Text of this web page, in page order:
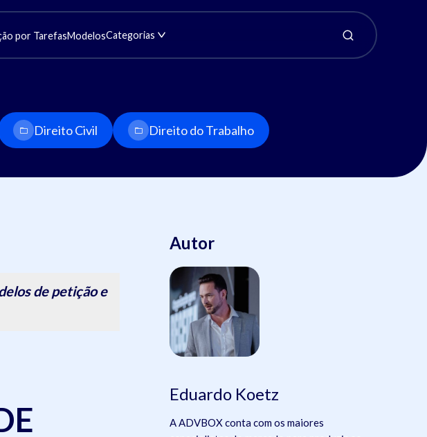
por TarefasModelosCategorias
Direito Civil Direito do Trabalho
de petição e
Autor
Eduardo Koetz
A ADVBOX conta com os maiores